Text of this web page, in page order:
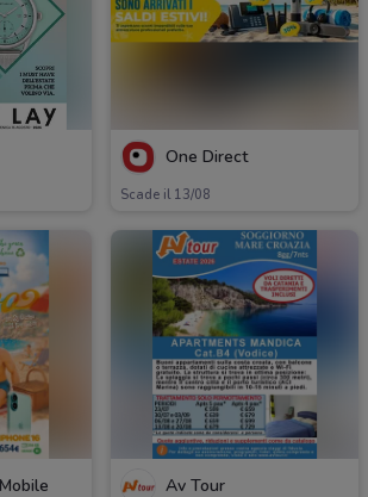
One Direct
Scade il 13/08
Av Tour